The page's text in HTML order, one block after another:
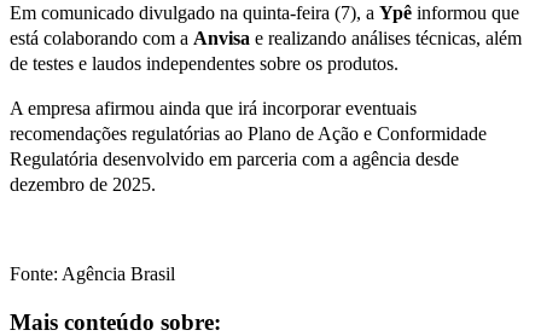
Em comunicado divulgado na quinta-feira (7), a Ypê informou que
está colaborando com a Anvisa e realizando análises técnicas, além
de testes e laudos independentes sobre os produtos.
A empresa afirmou ainda que irá incorporar eventuais
recomendações regulatórias ao Plano de Ação e Conformidade
Regulatória desenvolvido em parceria com a agência desde
dezembro de 2025.
Fonte: Agência Brasil
Mais conteúdo sobre: